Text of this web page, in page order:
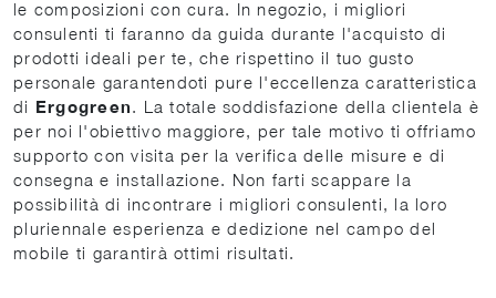
le composizioni con cura. In negozio, i migliori
consulenti ti faranno da guida durante l'acquisto di
prodotti ideali per te, che rispettino il tuo gusto
personale garantendoti pure l'eccellenza caratteristica
di Ergogreen. La totale soddisfazione della clientela è
per noi l'obiettivo maggiore, per tale motivo ti offriamo
supporto con visita per la verifica delle misure e di
consegna e installazione. Non farti scappare la
possibilità di incontrare i migliori consulenti, la loro
pluriennale esperienza e dedizione nel campo del
mobile ti garantirà ottimi risultati.